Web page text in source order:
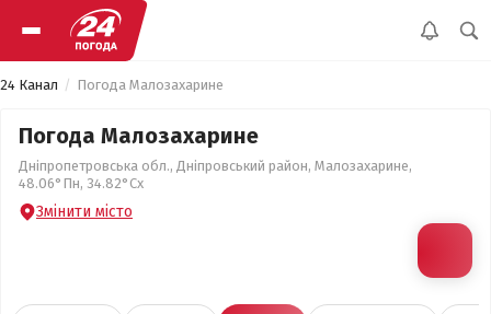
24 Канал Погода Малозахарине
Погода Малозахарине
Дніпропетровська обл., Дніпровський район, Малозахарине,
48.06°Пн, 34.82°Сх
Змінити місто